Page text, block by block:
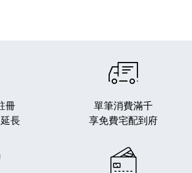
冊
長
單筆消費滿千
享免費宅配到府